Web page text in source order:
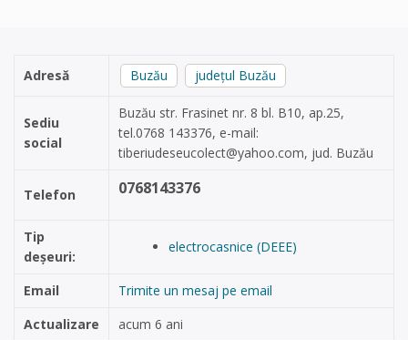
Adresă Buzău județul Buzău
Sediu
social
Buzău str. Frasinet nr. 8 bl. B10, ap.25,
tel.0768 143376, e-mail:
tiberiudeseucolect@yahoo.com, jud. Buzău
Telefon 0768143376
Tip
deșeuri:
electrocasnice (DEEE)
Email
Trimite un mesaj pe email
Actualizare
acum 6 ani